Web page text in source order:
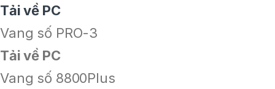
Tải về PC
Vang số PRO-3
Tải về PC
Vang số 8800Plus